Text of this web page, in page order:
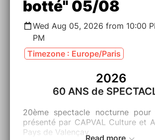
botté" 05/08
Wed Aug 05, 2026 from 10:00
PM
Timezone : Europe/Paris
2026
60 ANS de
20ème spectacle nocturne
présenté par CAPVAL Culture et
Pays de Valençay
Read more